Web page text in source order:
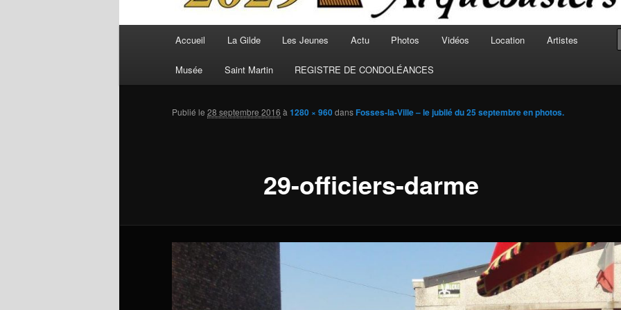
Accueil La Gilde Les Jeunes Actu Photos Vidéos Location Artistes
Musée Saint Martin REGISTRE DE CONDOLÉANCES
29-officiers-darme
Publié le 28 septembre 2016 à 1280 × 960dansFosses-la-Ville – le jubilé du 25 septembre en photos.